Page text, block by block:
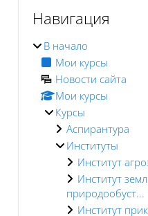
Навигация
В начало
Мои курсы
Новости сайта
Мои курсы
Курсы
Аспирантура
Институты
Институт
Институт
природообуст...
Институт